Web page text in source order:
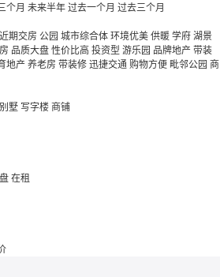
个月 未来半年 过去一个月 过去三个月
近期交房 公园 城市综合体 环境优美 供暖 学府 湖景
品质大盘 性价比高 投资型 游乐园 品牌地产 带装
地产 养老房 带装修 迅捷交通 购物方便 毗邻公园 商
别墅 写字楼 商铺
在租